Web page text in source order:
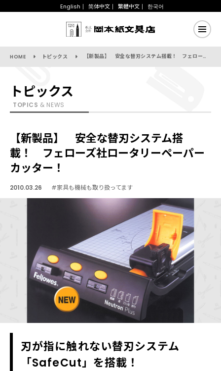
English 简体中文 繁體中文 한국어
HOME トピックス 【新製品】 安全な替刃システム搭載！ フェローズ社ロータリーペーパーカッター！
トピックス
TOPICS & NEWS
【新製品】 安全な替刃システム搭
載！ フェローズ社ロータリーペーパー
カッター！
2010.03.26 #家具も機械も取り扱ってます
刃が指に触れない替刃システム
「SafeCut」を搭載！